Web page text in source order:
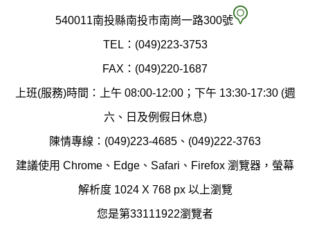
保
局
540011南投縣南投市南崗一路300號 空
染
制
科
TEL：(049)223-3753
FAX：(049)220-1687
上班(服務)時間：上午 08:00-12:00；下午 13:30-17:30 (週
六、日及例假日休息)
陳情專線：(049)223-4685、(049)222-3763
建議使用 Chrome、Edge、Safari、Firefox 瀏覽器，螢幕
解析度 1024 X 768 px 以上瀏覽
您是第33111922瀏覽者